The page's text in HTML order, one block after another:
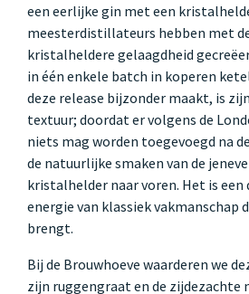
een eerlijke gin met een
meesterdistillateurs hebben met
kristalheldere gelaagdheid
in één enkele batch in koperen
deze release bijzonder maakt, is
textuur; doordat er volgens de
niets mag worden toegevoegd na
de natuurlijke smaken van de
kristalhelder naar voren. Het is een
energie van klassiek vakmanschap
brengt.
Bij de Brouwhoeve waarderen we
zijn ruggengraat en de zijdezachte